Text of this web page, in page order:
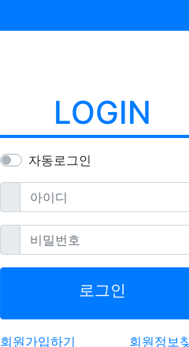
LOGIN
자동로그인
아이디필수
비밀번호필수
로그인
회원가입하기 회원정보